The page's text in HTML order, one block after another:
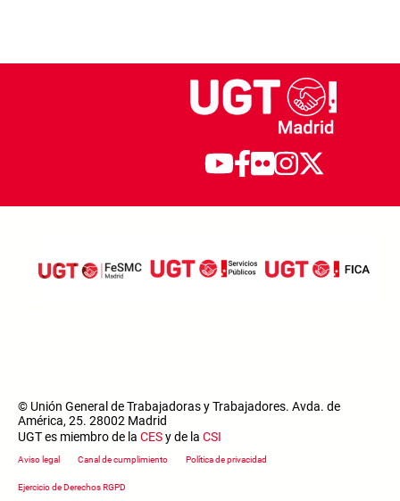
© Unión General de Trabajadoras y Trabajadores. Avda. de
América, 25. 28002 Madrid
UGT es miembro de la CESy de la CSI
Footer menu
Aviso legal Canal de cumplimiento Política de privacidad
Ejercicio de Derechos RGPD